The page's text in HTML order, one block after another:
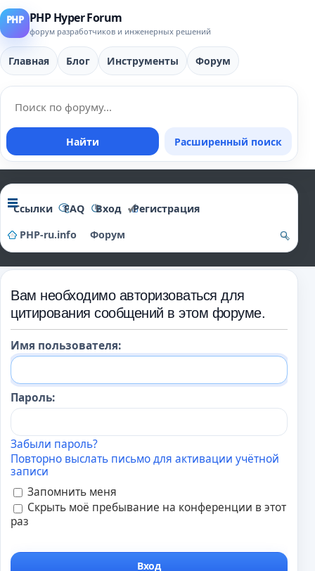
PHP Hyper Forum
форум разработчиков и инженерных решений
Главная Блог Инструменты Форум
Найти Расширенный поиск
Ссылки FAQ Вход
Регистрация
PHP-ru.info
Форум
Вам необходимо авторизоваться для
цитирования сообщений в этом форуме.
Имя пользователя:
Пароль:
Забыли пароль?
Повторно выслать письмо для активации учётной
записи
Запомнить меня
Скрыть моё пребывание на конференции в этот
раз